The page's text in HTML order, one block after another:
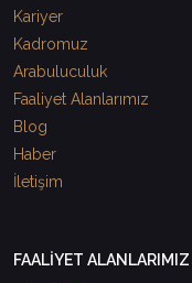
Kariyer
Kadromuz
Arabuluculuk
Faaliyet Alanlarımız
Blog
Haber
İletişim
FAALİYET ALANLARIMIZ